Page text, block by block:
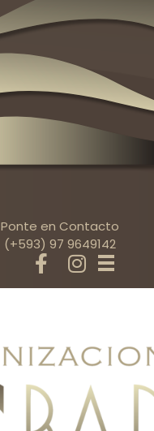
Ponte en Contacto
(+593) 97 9649142